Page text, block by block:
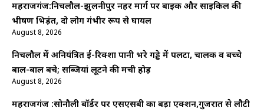
महराजगंज:निचलौल-झुलनीपुर नहर मार्ग पर बाइक और साइकिल की
भीषण भिड़ंत, दो लोग गंभीर रूप से घायल
August 8, 2026
निचलौल में अनियंत्रित ई-रिक्शा पानी भरे गड्ढे में पलटा, चालक व बच्चे
बाल-बाल बचे; सब्जियां लूटने की मची होड़
August 8, 2026
महराजगंज :सोनौली बॉर्डर पर एसएसबी का बड़ा एक्शन,गुजरात से लौटी